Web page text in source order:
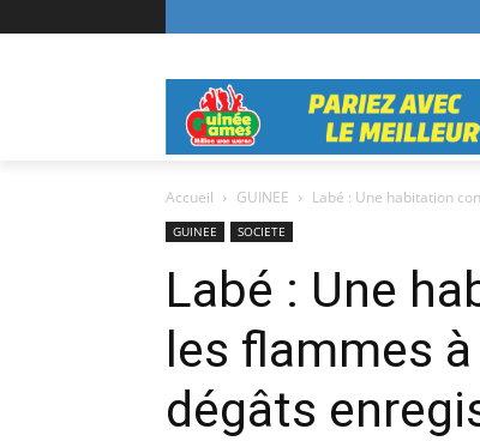
Accueil GUINEE Labé : Une habitation
GUINEE SOCIETE
Labé : Une
les flammes
dégâts